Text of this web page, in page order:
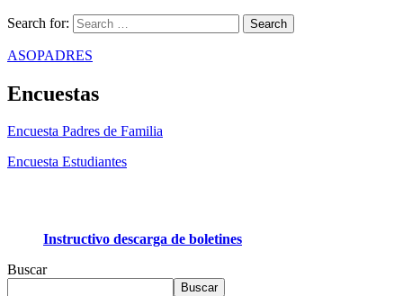
Search for:
ASOPADRES
Encuestas
Encuesta Padres de Familia
Encuesta Estudiantes
Instructivo descarga de boletines
Buscar
Buscar